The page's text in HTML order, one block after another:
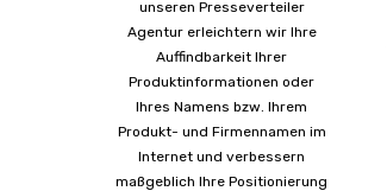
unseren Presseverteiler
Agentur erleichtern wir Ihre
Auffindbarkeit Ihrer
Produktinformationen oder
Ihres Namens bzw. Ihrem
Produkt- und Firmennamen im
Internet und verbessern
maßgeblich Ihre Positionierung